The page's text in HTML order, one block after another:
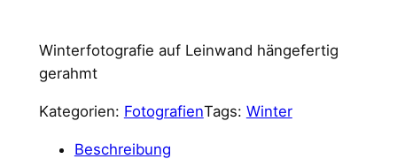
Winterfotografie auf Leinwand hängefertig
gerahmt
Kategorien: FotografienTags: Winter
Beschreibung